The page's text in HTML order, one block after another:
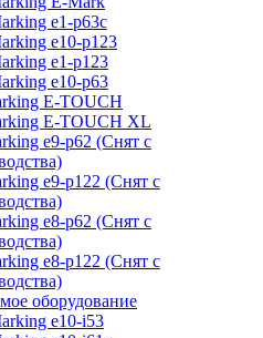
e1-p63с
e10-p123
e1-p123
e10-p63
E-TOUCH
E-TOUCH XL
e9-p62 (Снят с
e9-p122 (Снят с
e8-p62 (Снят с
e8-p122 (Снят с
оборудование
e10-i53